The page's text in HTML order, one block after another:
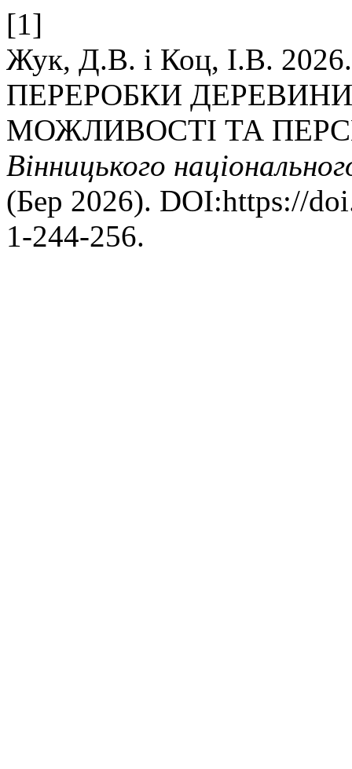
[1]
Жук, Д.В. і Коц, І.В.
ПЕРЕРОБКИ ДЕРЕВИНИ
МОЖЛИВОСТІ ТА
Вінницького
(Бер 2026). DOI:https://
1-244-256.